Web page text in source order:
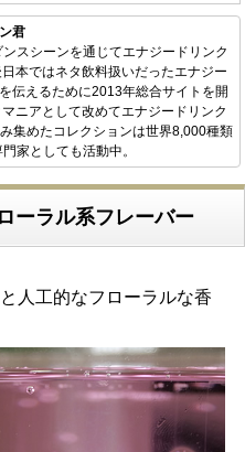
君
スシーンを通じてエナジードリンク
本ではネタ飲料扱いだったエナジー
伝えるために2013年総合サイトを開
ニアとして改めてエナジードリンク
集めたコレクションは世界8,000種類
家としても活動中。
ーラル系フレーバー
人工的なフローラルな香